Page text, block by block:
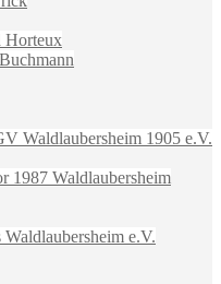
Horteux
Waldlaubersheim 1905 e.V.
1987 Waldlaubersheim
e.V.